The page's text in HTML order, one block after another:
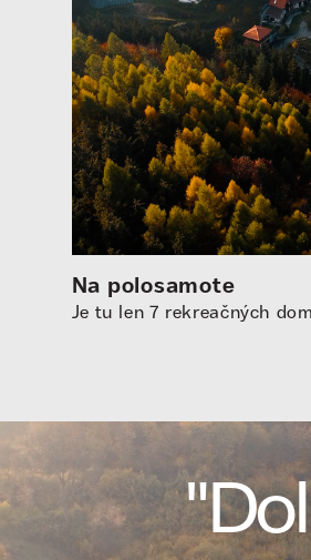
Na polosamote
Je tu len 7 rekreačných